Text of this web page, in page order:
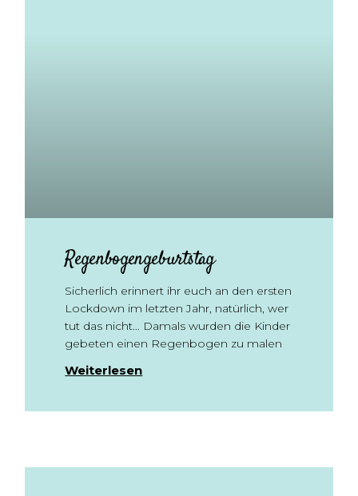
Regenbogengeburtstag
Sicherlich erinnert ihr euch an den ersten
Lockdown im letzten Jahr, natürlich, wer
tut das nicht… Damals wurden die Kinder
gebeten einen Regenbogen zu malen
Weiterlesen